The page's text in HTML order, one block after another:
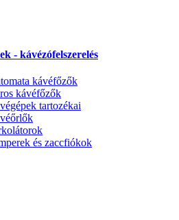
- kávézófelszerelés
kávéfőzők
kávéfőzők
tartozékai
és zaccfiókok